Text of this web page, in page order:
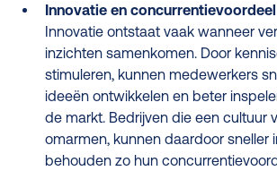
Innovatie en concurrentievoordeel
Innovatie ontstaat vaak wanneer
inzichten samenkomen. Door
stimuleren, kunnen medewerkers
ideeën ontwikkelen en beter
de markt. Bedrijven die een cultuur
omarmen, kunnen daardoor sneller
behouden zo hun